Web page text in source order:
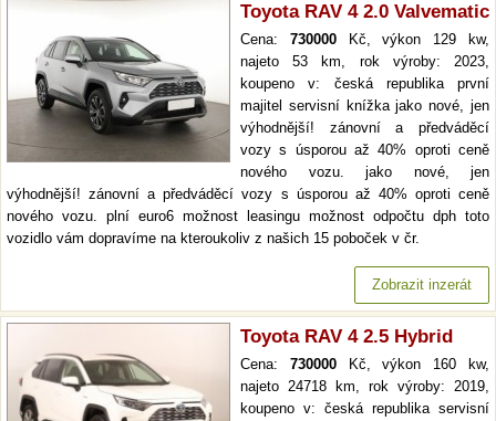
Toyota RAV 4 2.0 Valvematic
Cena: 730000Kč, výkon 129 kw,
najeto 53 km, rok výroby: 2023,
koupeno v: česká republika první
majitel servisní knížka jako nové, jen
výhodnější! zánovní a předváděcí
vozy s úsporou až 40% oproti ceně
nového vozu. jako nové, jen
výhodnější! zánovní a předváděcí vozy s úsporou až 40% oproti ceně
nového vozu. plní euro6 možnost leasingu možnost odpočtu dph toto
vozidlo vám dopravíme na kteroukoliv z našich 15 poboček v čr.
Zobrazit inzerát
Toyota RAV 4 2.5 Hybrid
Cena: 730000Kč, výkon 160 kw,
najeto 24718 km, rok výroby: 2019,
koupeno v: česká republika servisní